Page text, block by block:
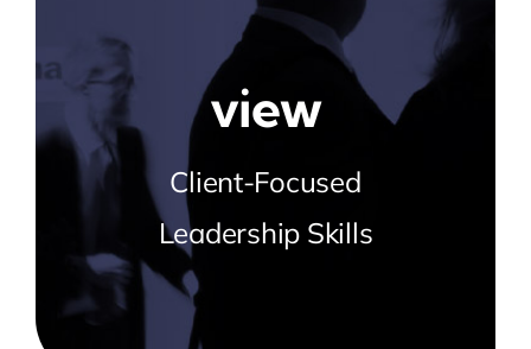
view
Client-Focused
Leadership Skills